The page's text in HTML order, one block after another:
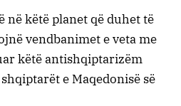
në këtë planet që duhet të
vendbanimet e veta me
këtë antishqiptarizëm
e Maqedonisë së